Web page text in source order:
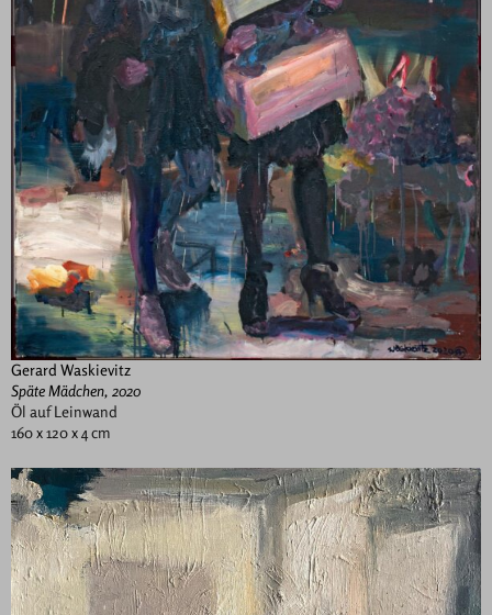
Gerard Waskievitz
Späte Mädchen, 2020
Öl auf Leinwand
160 x 120 x 4 cm